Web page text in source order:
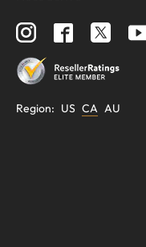
Region: US CA AU